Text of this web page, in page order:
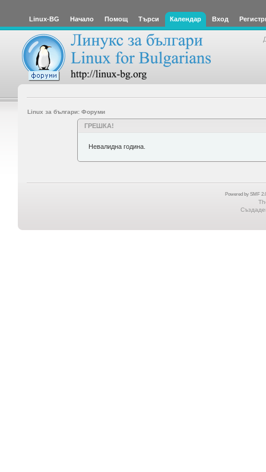
Linux-BG Начало Помощ Търси Календар Вход
Linux за българи: Форуми
ГРЕШКА!
Невалидна година.
Powered by SMF